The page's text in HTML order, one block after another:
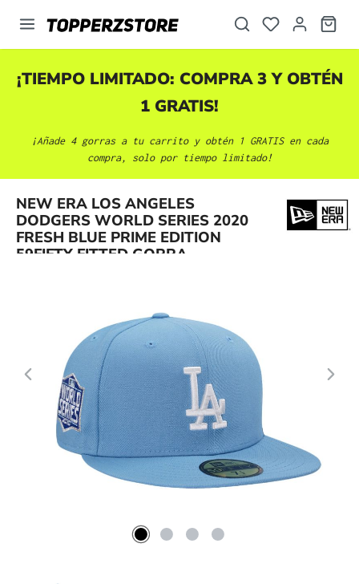
principal
¡TIEMPO LIMITADO: COMPRA 3 Y OBTÉN
1 GRATIS!
¡Añade 4 gorras a tu carrito y obtén 1 GRATIS en cada
compra, solo por tiempo limitado!
NEW ERA LOS ANGELES
DODGERS WORLD SERIES 2020
FRESH BLUE PRIME EDITION
59FIFTY FITTED GORRA
Omitir galería de imágenes